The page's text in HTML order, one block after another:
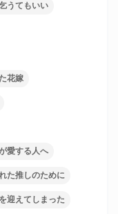
うてもいい
花嫁
愛する人へ
た推しのために
迎えてしまった